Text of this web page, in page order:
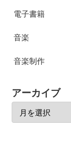
電子書籍
音楽
音楽制作
アーカイブ